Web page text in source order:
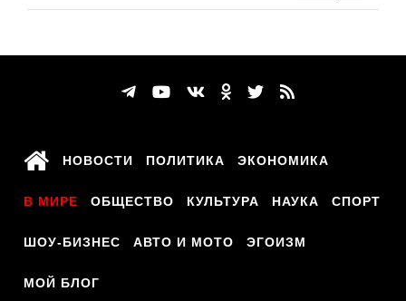
НОВОСТИ ПОЛИТИКА ЭКОНОМИКА
В МИРЕ ОБЩЕСТВО КУЛЬТУРА НАУКА СПОРТ
ШОУ-БИЗНЕС АВТО И МОТО ЭГОИЗМ
МОЙ БЛОГ